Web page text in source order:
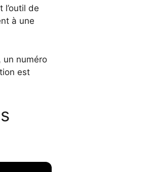
de
à une
un numéro
est